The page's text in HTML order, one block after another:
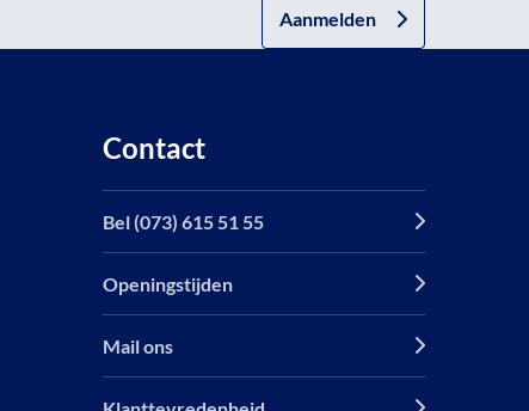
Aanmelden
Contact
Bel (073) 615 51 55
Openingstijden
Mail ons